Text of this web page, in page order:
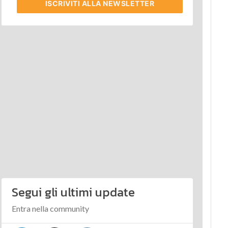
ISCRIVITI ALLA NEWSLETTER
Segui gli ultimi update
Entra nella community